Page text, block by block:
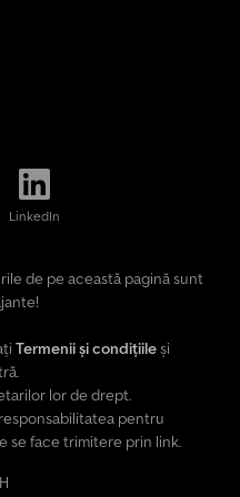
LinkedIn
de pe această pagină sunt
Termenii și condițiileși
lor de drept.
pentru
se face trimitere prin link.